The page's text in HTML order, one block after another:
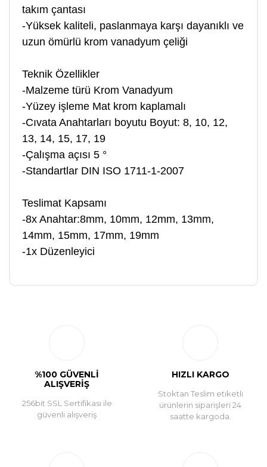
takım çantası
-Yüksek kaliteli, paslanmaya karşı dayanıklı ve
uzun ömürlü krom vanadyum çeliği
Teknik Özellikler
-Malzeme türü Krom Vanadyum
-Yüzey işleme Mat krom kaplamalı
-Cıvata Anahtarları boyutu Boyut: 8, 10, 12,
13, 14, 15, 17, 19
-Çalışma açısı 5 °
-Standartlar DIN ISO 1711-1-2007
Teslimat Kapsamı
-8x Anahtar:8mm, 10mm, 12mm, 13mm,
14mm, 15mm, 17mm, 19mm
-1x Düzenleyici
%100 GÜVENLİ
ALIŞVERİŞ
256bit SSL Sertifikası ile
güvenli alışveriş
HIZLI KARGO
Stoktan Teslim etiketli
ürünlerin siparişleri 24
saatte kargoda.